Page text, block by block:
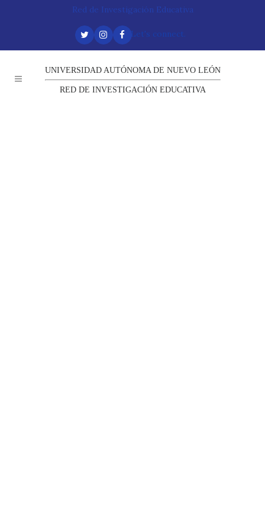
Red de Investigación Educativa
Let's connect.
UNIVERSIDAD AUTÓNOMA DE NUEVO LEÓN
RED DE INVESTIGACIÓN EDUCATIVA